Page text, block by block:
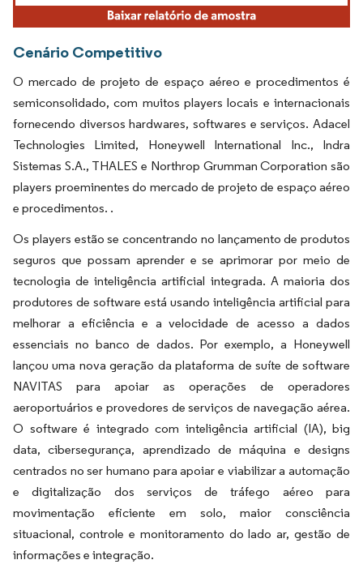
Cenário Competitivo
O mercado de projeto de espaço aéreo e procedimentos é
semiconsolidado, com muitos players locais e internacionais
fornecendo diversos hardwares, softwares e serviços.​ Adacel
Technologies Limited, Honeywell International Inc., Indra
Sistemas S.A., THALES e Northrop Grumman Corporation são
players proeminentes do mercado de projeto de espaço aéreo
e procedimentos. ​.
Os players estão se concentrando no lançamento de produtos
seguros que possam aprender e se aprimorar por meio de
tecnologia de inteligência artificial integrada. A maioria dos
produtores de software está usando inteligência artificial para
melhorar a eficiência e a velocidade de acesso a dados
essenciais no banco de dados. Por exemplo, a Honeywell
lançou uma nova geração da plataforma de suíte de software
NAVITAS para apoiar as operações de operadores
aeroportuários e provedores de serviços de navegação aérea.
O software é integrado com inteligência artificial (IA), big
data, cibersegurança, aprendizado de máquina e designs
centrados no ser humano para apoiar e viabilizar a automação
e digitalização dos serviços de tráfego aéreo para
movimentação eficiente em solo, maior consciência
situacional, controle e monitoramento do lado ar, gestão de
informações e integração.